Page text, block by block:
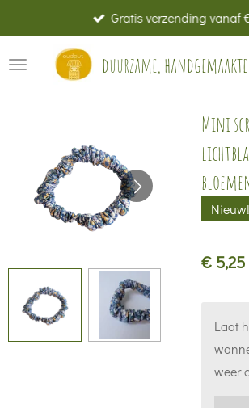
direct
naar
duurzame, handgemaakte
Gratis verzending vanaf
Mini
Nieuw!
€ 5,25
Laat
weer